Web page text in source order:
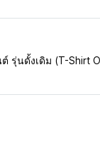
รุ่นดั้งเดิม (T-Shirt